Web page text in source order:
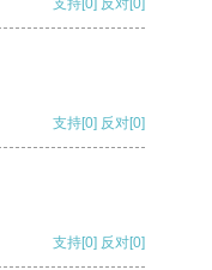
支持[0] 反对[0]
支持[0] 反对[0]
支持[0] 反对[0]